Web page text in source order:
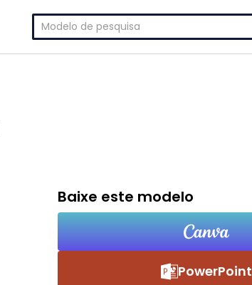
Pesquisar
por:
Baixe este modelo
PowerPoint